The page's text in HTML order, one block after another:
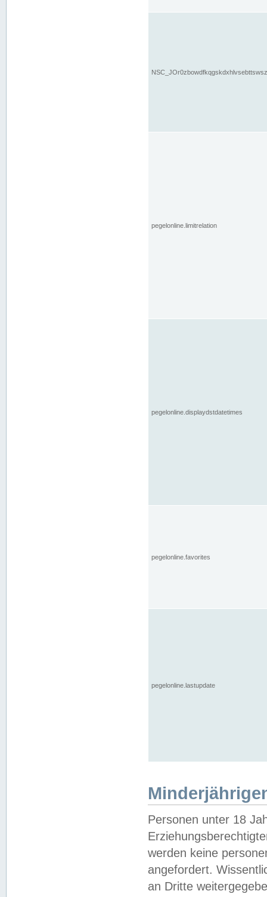
pegelonline.limitrelation
pegelonline.displaydstdatetimes
pegelonline.favorites
pegelonline.lastupdate
Personen unter 18
werden keine
angefordert.
an Dritte